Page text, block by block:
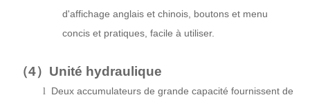
d'affichage anglais et chinois, boutons et menu
concis et pratiques, facile à utiliser.
（4） Unité hydraulique
l
Deux accumulateurs de grande capacité fournissent de